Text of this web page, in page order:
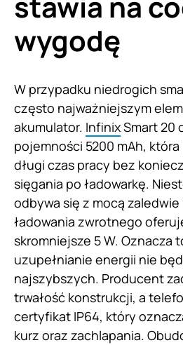
wygodę
W przypadku niedrogich
często najważniejszym
akumulator. InfinixSmart 20
pojemności 5200 mAh,
długi czas pracy bez
sięgania po ładowarkę.
odbywa się z mocą zaledwie
ładowania zwrotnego
skromniejsze 5 W. Oznacza
uzupełnianie energii nie
najszybszych. Producent
trwałość konstrukcji, a
certyfikat IP64, który
kurz oraz zachlapania.